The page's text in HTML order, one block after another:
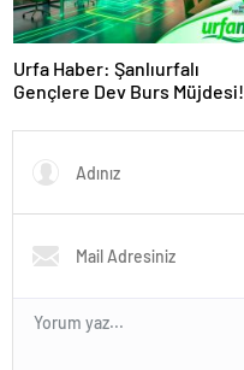
Urfa Haber: Şanlıurfalı
Gençlere Dev Burs Müjdesi!